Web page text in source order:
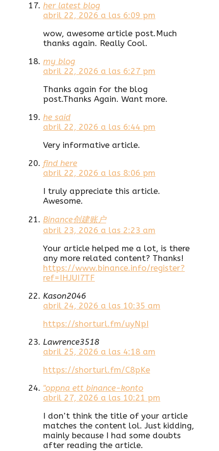
her latest blog
abril 22, 2026 a las 6:09 pm
wow, awesome article post.Much
thanks again. Really Cool.
my blog
abril 22, 2026 a las 6:27 pm
Thanks again for the blog
post.Thanks Again. Want more.
he said
abril 22, 2026 a las 6:44 pm
Very informative article.
find here
abril 22, 2026 a las 8:06 pm
I truly appreciate this article.
Awesome.
Binance创建账户
abril 23, 2026 a las 2:23 am
Your article helped me a lot, is there
any more related content? Thanks!
https://www.binance.info/register?
ref=IHJUI7TF
Kason2046
abril 24, 2026 a las 10:35 am
https://shorturl.fm/uyNpI
Lawrence3518
abril 25, 2026 a las 4:18 am
https://shorturl.fm/C8pKe
"oppna ett binance-konto
abril 27, 2026 a las 10:21 pm
I don’t think the title of your article
matches the content lol. Just kidding,
mainly because I had some doubts
after reading the article.